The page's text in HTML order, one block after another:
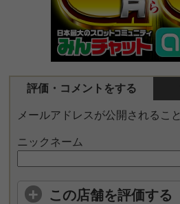
評価・コメントをする
メールアドレスが公開されるこ
ニックネーム
この店舗を評価する